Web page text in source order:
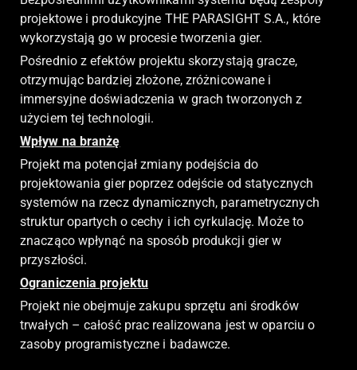
projektowe i produkcyjne THE PARASIGHT S.A., które
wykorzystają go w procesie tworzenia gier.
Pośrednio z efektów projektu skorzystają gracze,
otrzymując bardziej złożone, zróżnicowane i
immersyjne doświadczenia w grach tworzonych z
użyciem tej technologii.
Wpływ na branżę
Projekt ma potencjał zmiany podejścia do
projektowania gier poprzez odejście od statycznych
systemów na rzecz dynamicznych, parametrycznych
struktur opartych o cechy i ich cyrkulację. Może to
znacząco wpłynąć na sposób produkcji gier w
przyszłości.
Ograniczenia projektu
Projekt nie obejmuje zakupu sprzętu ani środków
trwałych – całość prac realizowana jest w oparciu o
zasoby programistyczne i badawcze.